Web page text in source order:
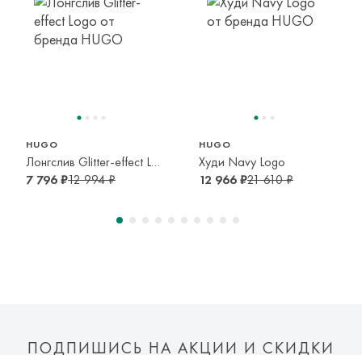
HUGO
Лонгслив Glitter-effect Logo
7 796 ₽12 994 ₽
114 см
6 лет
126 см
8 лет
HUGO
Худи Navy Logo
12 966 ₽21 610 ₽
ПОДПИШИСЬ НА АКЦИИ И СКИДКИ